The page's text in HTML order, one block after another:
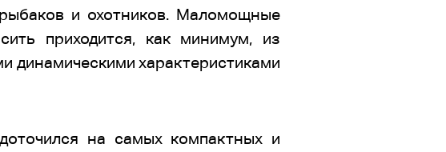
и охотников. Маломощные
приходится, как минимум, из
динамическими характеристиками
на самых компактных и